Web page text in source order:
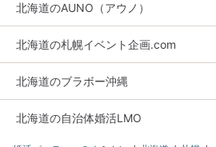
北海道のAUNO（アウノ）
北海道の札幌イベント企画.com
北海道のブラボー沖縄
北海道の自治体婚活LMO